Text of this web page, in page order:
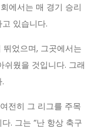
에서는 매 경기 승리
있습니다.
뛰었으며, 그곳에서는
쉬웠을 것입니다. 그래
전히 그 리그를 주목
. 그는 “난 항상 축구